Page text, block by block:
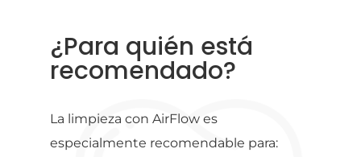
¿Para quién está
recomendado?
La limpieza con AirFlow es
especialmente recomendable para: